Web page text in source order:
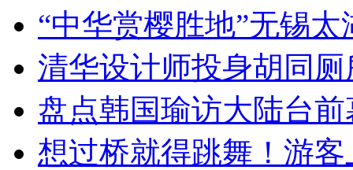
“中华赏樱胜地”无锡
清华设计师投身胡同
盘点韩国瑜访大陆台
想过桥就得跳舞！游客